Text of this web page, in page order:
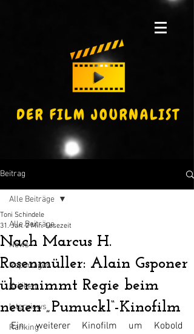
Beitrag
Alle Beiträge
News
Reportagen
Kritiken
Interviews
Ranking
Alle Beiträge
Nach Marcus H.
Rosenmüller: Alain Gsponer
übernimmt Regie beim
neuen „Pumuckl“-Kinofilm
Toni Schindele
31. Jan. 2 Min. Lesezeit
Ein weiterer Kinofilm um Kobold